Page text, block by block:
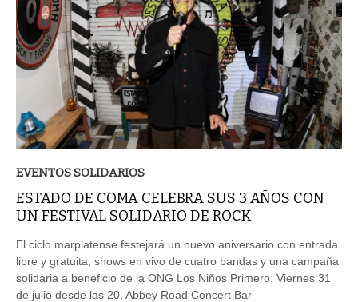
EVENTOS SOLIDARIOS
ESTADO DE COMA CELEBRA SUS 3 AÑOS CON
UN FESTIVAL SOLIDARIO DE ROCK
El ciclo marplatense festejará un nuevo aniversario con entrada
libre y gratuita, shows en vivo de cuatro bandas y una campaña
solidaria a beneficio de la ONG Los Niños Primero. Viernes 31
de julio desde las 20, Abbey Road Concert Bar